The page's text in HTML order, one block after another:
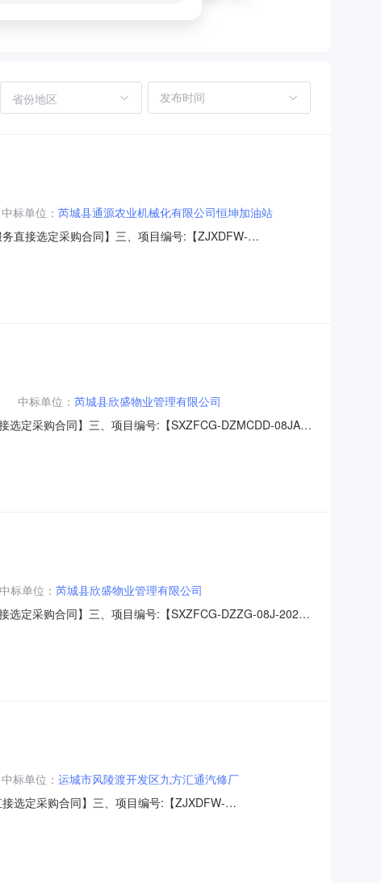
省份地区
中标单位： 芮城县通源农业机械化有限公司恒坤加油站
直接选定采购合同】三、项目编号:【ZJXDFW-
西街北侧联系人：马凯妍六、合同主要信息1、主要标的信
中标单位： 芮城县欣盛物业管理有限公司
定采购合同】三、项目编号:【SXZFCG-DZMCDD-08JA-
要信息1、主要标的信息：主要标的名称：运
中标单位： 芮城县欣盛物业管理有限公司
选定采购合同】三、项目编号:【SXZFCG-DZZG-08J-2025-
主要标的信息：主要标的名称：物业管理服务
中标单位： 运城市风陵渡开发区九方汇通汽修厂
选定采购合同】三、项目编号:【ZJXDFW-
发区风陵东街西太阳村口联系人：杨金亮六、合同主要信息